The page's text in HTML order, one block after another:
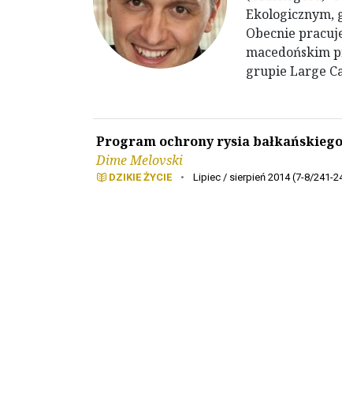
Ekologicznym,
Obecnie
macedońskim
grupie Large
Program ochrony rysia
Dime Melovski
DZIKIE ŻYCIE • Lipiec / sierpień 2014 (7-8/241-